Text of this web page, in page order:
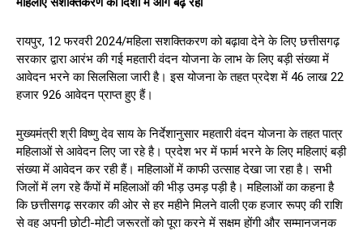
रायपुर, 12 फरवरी 2024/महिला सशक्तिकरण को बढ़ावा देने के लिए छत्तीसगढ़
सरकार द्वारा आरंभ की गई महतारी वंदन योजना के लाभ के लिए बड़ी संख्या में
आवेदन भरने का सिलसिला जारी है। इस योजना के तहत प्रदेश में 46 लाख 22
हजार 926 आवेदन प्राप्त हुए हैं।
मुख्यमंत्री श्री विष्णु देव साय के निर्देशानुसार महतारी वंदन योजना के तहत पात्र
महिलाओं से आवेदन लिए जा रहे है। प्रदेश भर में फार्म भरने के लिए महिलाएं बड़ी
संख्या में आवेदन कर रही हैं। महिलाओं में काफी उत्साह देखा जा रहा है। सभी
जिलों में लग रहे कैंपों में महिलाओं की भीड़ उमड़ पड़ी है। महिलाओं का कहना है
कि छत्तीसगढ़ सरकार की ओर से हर महीने मिलने वाली एक हजार रूपए की राशि
से वह अपनी छोटी-मोटी जरूरतों को पूरा करने में सक्षम होंगी और सम्मानजनक